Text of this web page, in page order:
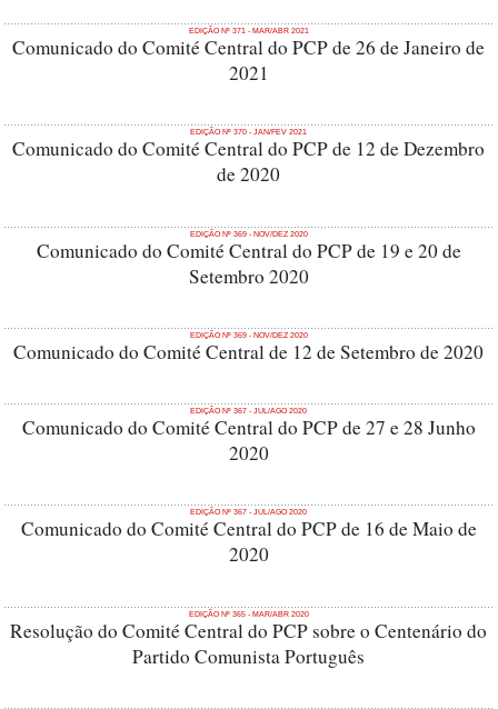
EDIÇÃO Nº 371 - MAR/ABR 2021
Comunicado do Comité Central do PCP de 26 de Janeiro de
2021
EDIÇÃO Nº 370 - JAN/FEV 2021
Comunicado do Comité Central do PCP de 12 de Dezembro
de 2020
EDIÇÃO Nº 369 - NOV/DEZ 2020
Comunicado do Comité Central do PCP de 19 e 20 de
Setembro 2020
EDIÇÃO Nº 369 - NOV/DEZ 2020
Comunicado do Comité Central de 12 de Setembro de 2020
EDIÇÃO Nº 367 - JUL/AGO 2020
Comunicado do Comité Central do PCP de 27 e 28 Junho
2020
EDIÇÃO Nº 367 - JUL/AGO 2020
Comunicado do Comité Central do PCP de 16 de Maio de
2020
EDIÇÃO Nº 365 - MAR/ABR 2020
Resolução do Comité Central do PCP sobre o Centenário do
Partido Comunista Português